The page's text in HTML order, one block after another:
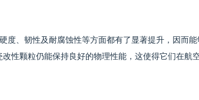
度、韧性及耐腐蚀性等方面都有了显著提升，因而
性颗粒仍能保持良好的物理性能，这使得它们在航